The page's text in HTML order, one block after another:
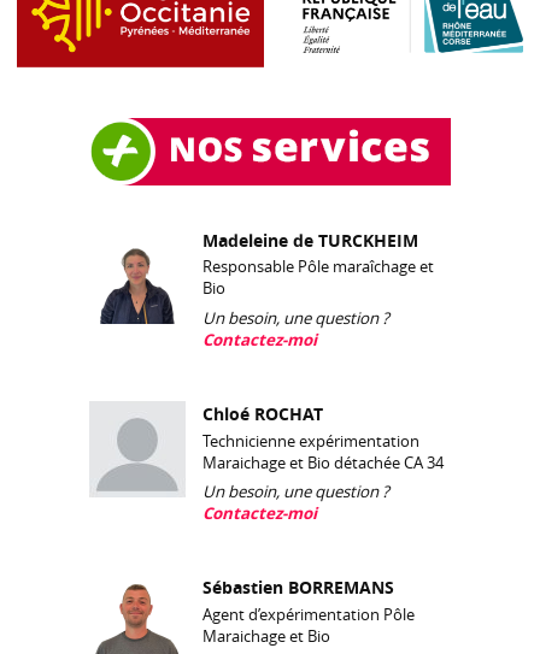
Madeleine de TURCKHEIM
Responsable Pôle maraîchage et
Bio
Un besoin, une question ?
Contactez-moi
Chloé ROCHAT
Technicienne expérimentation
Maraichage et Bio détachée CA 34
Un besoin, une question ?
Contactez-moi
Sébastien BORREMANS
Agent d’expérimentation Pôle
Maraichage et Bio